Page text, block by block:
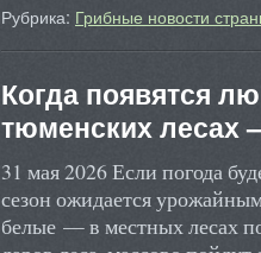
Рубрика: Грибные новости
Когда появятся
тюменских
31 мая 2026 Если погода
сезон ожидается
белые — в местных лесах